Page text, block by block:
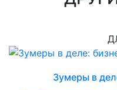
Зумеры в